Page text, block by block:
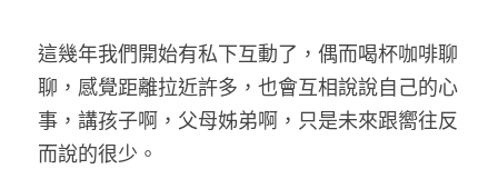
幸福力採訪
講座紀錄
這幾年我們開始有私下互動了，偶而喝杯咖啡聊
聊，感覺距離拉近許多，也會互相說說自己的心
事，講孩子啊，父母姊弟啊，只是未來跟嚮往反
而說的很少。